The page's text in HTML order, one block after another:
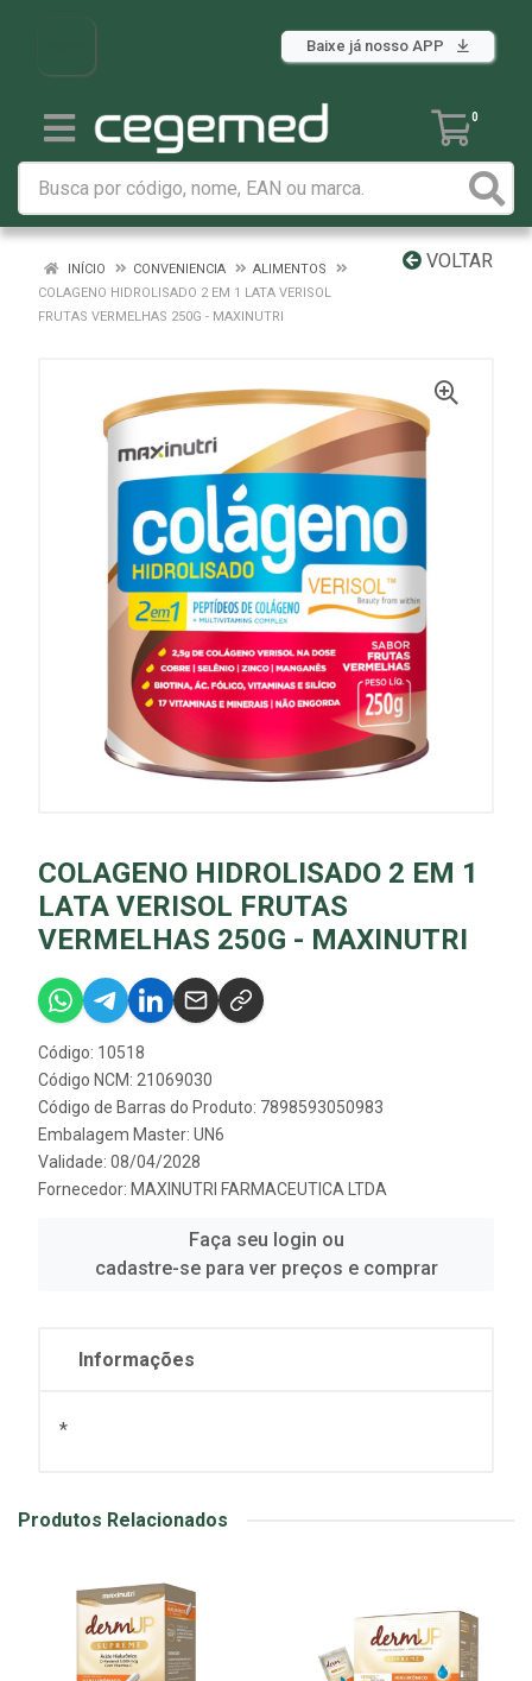
Baixe já nosso APP
0
VOLTAR
INÍCIO CONVENIENCIA
ALIMENTOS
COLAGENO HIDROLISADO 2 EM 1 LATA VERISOL
FRUTAS VERMELHAS 250G - MAXINUTRI
COLAGENO HIDROLISADO 2 EM 1
LATA VERISOL FRUTAS
VERMELHAS 250G - MAXINUTRI
Código: 10518
Código NCM: 21069030
Código de Barras do Produto: 7898593050983
Embalagem Master: UN6
Validade: 08/04/2028
Fornecedor: MAXINUTRI FARMACEUTICA LTDA
Faça seu login ou
cadastre-se para ver preços e comprar
Informações
*
Produtos Relacionados